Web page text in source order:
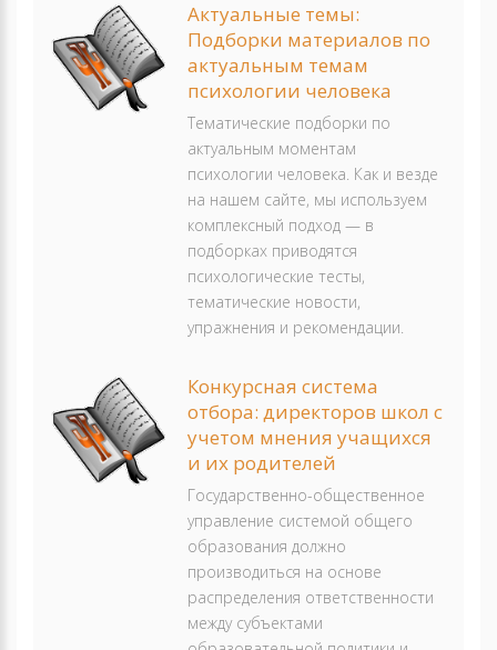
Актуальные темы:
Подборки материалов по
актуальным темам
психологии человека
Тематические подборки по
актуальным моментам
психологии человека. Как и везде
на нашем сайте, мы используем
комплексный подход — в
подборках приводятся
психологические тесты,
тематические новости,
упражнения и рекомендации.
Конкурсная система
отбора: директоров школ с
учетом мнения учащихся
и их родителей
Государственно-общественное
управление системой общего
образования должно
производиться на основе
распределения ответственности
между субъектами